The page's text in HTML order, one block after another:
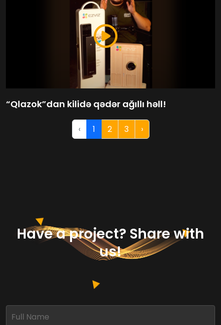
“Qlazok”dan kilidə qədər ağıllı həll!
‹ 1 2 3 ›
Have a project? Share with
us!